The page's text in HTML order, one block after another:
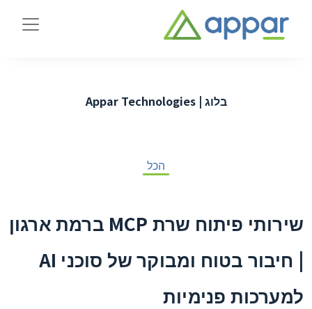
בלוג | Appar Technologies
הכל
שירותי פיתוח שרת MCP ברמת ארגון
| חיבור בטוח ומבוקר של סוכני AI
למערכות פנימיות